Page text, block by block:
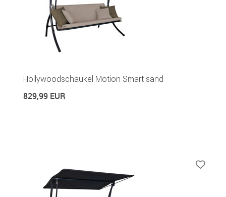
Hollywoodschaukel Motion Smart sand
829,99 EUR